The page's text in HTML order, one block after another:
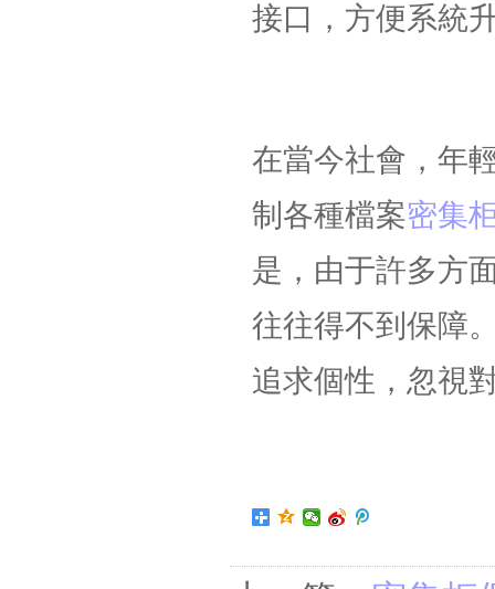
接口，方便系統
在當今社會，年
制各種檔案密集
是，由于許多方
往往得不到保障
追求個性，忽視